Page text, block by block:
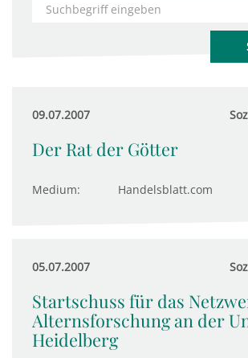
09.07.2007
Der Rat der Götter
Medium: Handelsblatt.com
05.07.2007
Startschuss für das
Alternsforschung an der
Heidelberg